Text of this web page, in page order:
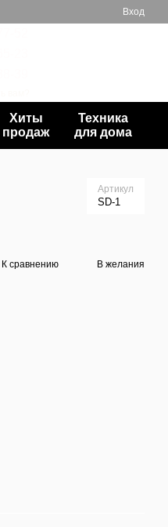
Вход
Хиты
продаж
Техника
для дома
Артикул
SD-1
К сравнению В желания